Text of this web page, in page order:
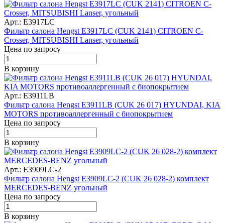
Арт.: E3917LC
Фильтр салона Hengst E3917LC (CUK 2141) CITROEN C-
Crosser, MITSUBISHI Lanser, угольный
Цена по запросу
В корзину
Арт.: E3911LB
Фильтр салона Hengst E3911LB (CUK 26 017) HYUNDAI, KIA
MOTORS противоаллергенный с биопокрытием
Цена по запросу
В корзину
Арт.: E3909LC-2
Фильтр салона Hengst E3909LC-2 (CUK 26 028-2) комплект
MERCEDES-BENZ угольный
Цена по запросу
В корзину